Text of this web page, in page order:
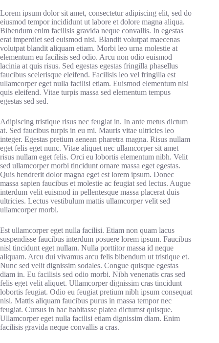
Lorem ipsum dolor sit amet, consectetur adipiscing elit, sed do
eiusmod tempor incididunt ut labore et dolore magna aliqua.
Bibendum enim facilisis gravida neque convallis. In egestas
erat imperdiet sed euismod nisi. Blandit volutpat maecenas
volutpat blandit aliquam etiam. Morbi leo urna molestie at
elementum eu facilisis sed odio. Arcu non odio euismod
lacinia at quis risus. Sed egestas egestas fringilla phasellus
faucibus scelerisque eleifend. Facilisis leo vel fringilla est
ullamcorper eget nulla facilisi etiam. Euismod elementum nisi
quis eleifend. Vitae turpis massa sed elementum tempus
egestas sed sed.
Adipiscing tristique risus nec feugiat in. In ante metus dictum
at. Sed faucibus turpis in eu mi. Mauris vitae ultricies leo
integer. Egestas pretium aenean pharetra magna. Risus nullam
eget felis eget nunc. Vitae aliquet nec ullamcorper sit amet
risus nullam eget felis. Orci eu lobortis elementum nibh. Velit
sed ullamcorper morbi tincidunt ornare massa eget egestas.
Quis hendrerit dolor magna eget est lorem ipsum. Donec
massa sapien faucibus et molestie ac feugiat sed lectus. Augue
interdum velit euismod in pellentesque massa placerat duis
ultricies. Lectus vestibulum mattis ullamcorper velit sed
ullamcorper morbi.
Est ullamcorper eget nulla facilisi. Etiam non quam lacus
suspendisse faucibus interdum posuere lorem ipsum. Faucibus
nisl tincidunt eget nullam. Nulla porttitor massa id neque
aliquam. Arcu dui vivamus arcu felis bibendum ut tristique et.
Nunc sed velit dignissim sodales. Congue quisque egestas
diam in. Eu facilisis sed odio morbi. Nibh venenatis cras sed
felis eget velit aliquet. Ullamcorper dignissim cras tincidunt
lobortis feugiat. Odio eu feugiat pretium nibh ipsum consequat
nisl. Mattis aliquam faucibus purus in massa tempor nec
feugiat. Cursus in hac habitasse platea dictumst quisque.
Ullamcorper eget nulla facilisi etiam dignissim diam. Enim
facilisis gravida neque convallis a cras.